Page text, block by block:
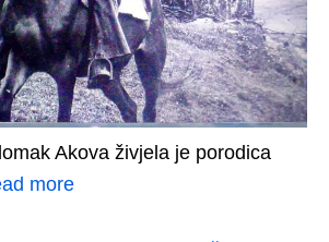
Akova živjela je porodica
more